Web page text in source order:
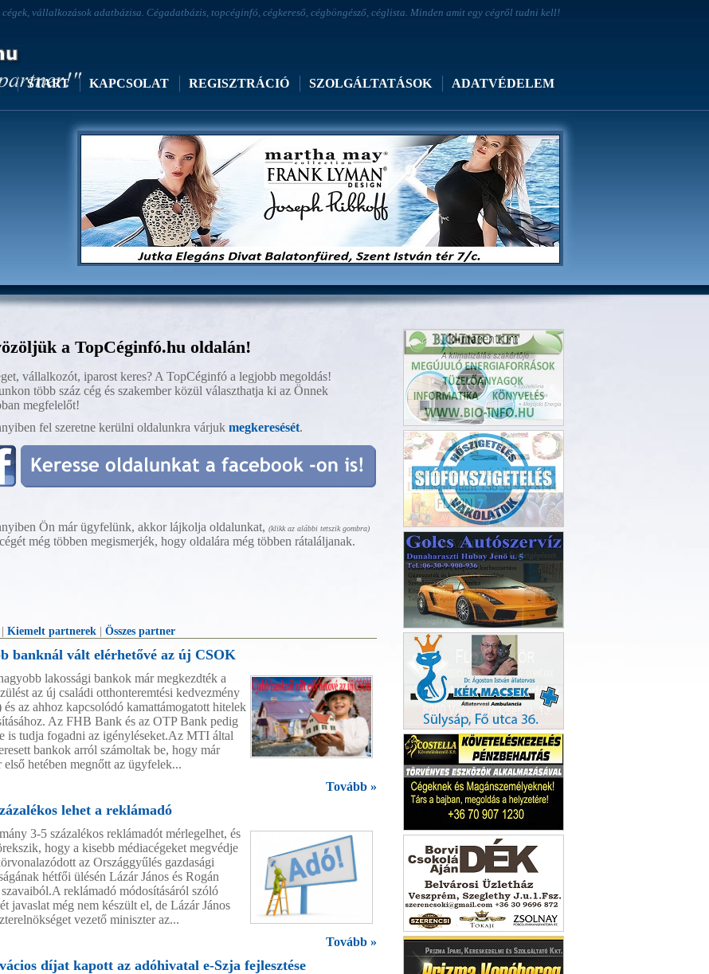
vállalkozások adatbázisa. Cégadatbázis, topcéginfó, cégkereső, cégböngésző, céglista. Minden amit egy cégről tudni kell!
START KAPCSOLAT REGISZTRÁCIÓ SZOLGÁLTATÁSOK ADATVÉDELEM
a TopCéginfó.hu oldalán!
vállalkozót, iparost keres? A TopCéginfó a legjobb megoldás!
több száz cég és szakember közül választhatja ki az Önnek
megfelelőt!
fel szeretne kerülni oldalunkra várjuk megkeresését.
Ön már ügyfelünk, akkor lájkolja oldalunkat, (klikk az alábbi tetszik gombra)
még többen megismerjék, hogy oldalára még többen rátaláljanak.
| Kiemelt partnerek | Összes partner
banknál vált elérhetővé az új CSOK
lakossági bankok már megkezdték a
az új családi otthonteremtési kedvezmény
és az ahhoz kapcsolódó kamattámogatott hitelek
Az FHB Bank és az OTP Bank pedig
is tudja fogadni az igényléseket.Az MTI által
bankok arról számoltak be, hogy már
első hetében megnőtt az ügyfelek...
Tovább »
lehet a reklámadó
3-5 százalékos reklámadót mérlegelhet, és
hogy a kisebb médiacégeket megvédje
az Országgyűlés gazdasági
hétfői ülésén Lázár János és Rogán
reklámadó módosításáról szóló
javaslat még nem készült el, de Lázár János
vezető miniszter az...
Tovább »
díjat kapott az adóhivatal e-Szja fejlesztése
KlímaCentrum Veszprém
Egész-Ségben Élve Bt.
Szécsigáz Kft.
Üveges Veszprém
Füred Optika
Fórumkert